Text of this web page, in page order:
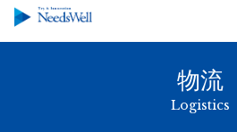
物流
Logistics